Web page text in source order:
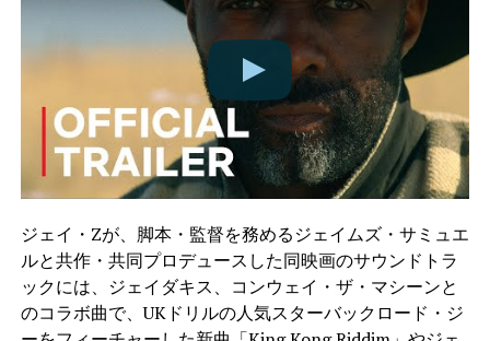
ジェイ・Zが、脚本・監督を務めるジェイムズ・サミュエ
ルと共作・共同プロデュースした同映画のサウンドトラ
ックには、ジェイダキス、コンウェイ・ザ・マシーンと
のコラボ曲で、UKドリルの人気スターバックロード・ジ